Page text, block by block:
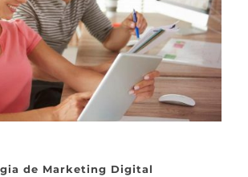
de Marketing Digital